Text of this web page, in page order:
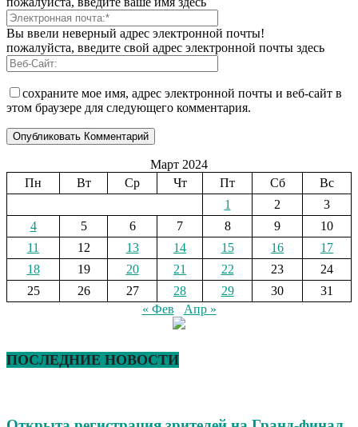
Вы ввели неверный адрес электронной почты!
пожалуйста, введите свой адрес электронной почты здесь
сохраните мое имя, адрес электронной почты и веб-сайт в
этом браузере для следующего комментария.
Март 2024
Пн
Вт Ср Чт Пт Сб
Вс
1
2
3
4
5 6 7 8 9
10
11
12 13 14 15 16
17
18
19 20 21 22 23
24
25
26 27 28 29 30
31
« Фев
Апр »
ПОСЛЕДНИЕ НОВОСТИ